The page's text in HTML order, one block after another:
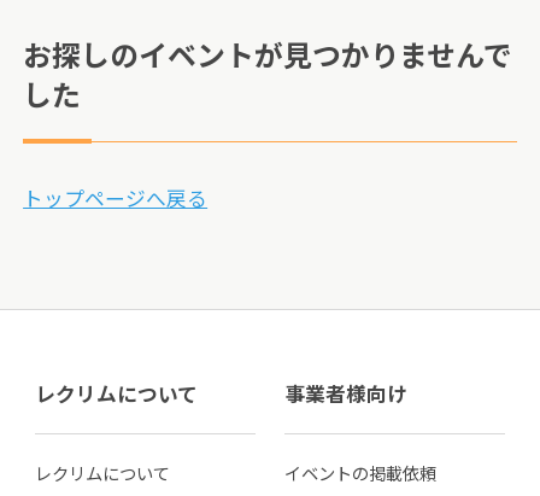
お探しのイベントが見つかりませんで
した
トップページへ戻る
レクリムについて
レクリムについて
事業者様向け
イベントの掲載依頼